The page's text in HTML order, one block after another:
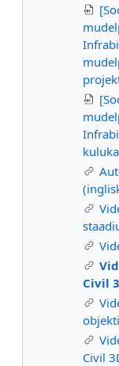
Civil
Civil